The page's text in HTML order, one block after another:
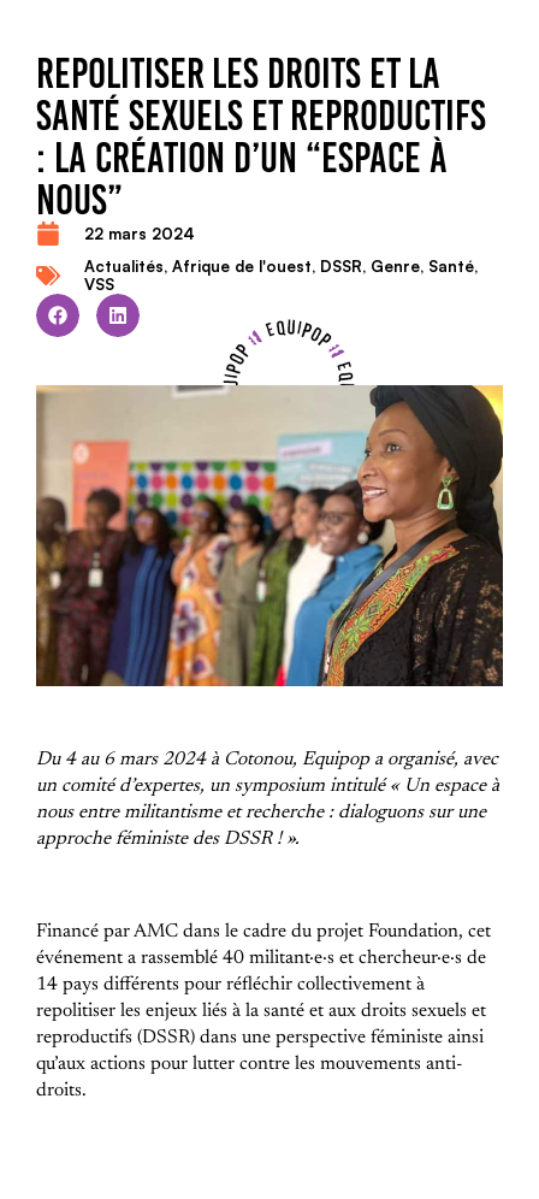
REPOLITISER LES DROITS ET LA
SANTÉ SEXUELS ET REPRODUCTIFS
: LA CRÉATION D’UN “ESPACE À
NOUS”
22 mars 2024
Actualités, Afrique de l'ouest, DSSR, Genre, Santé,
VSS
Du 4 au 6 mars 2024 à Cotonou, Equipop a organisé, avec
un comité d’expertes, un symposium intitulé « Un espace à
nous entre militantisme et recherche : dialoguons sur une
approche féministe des DSSR ! ».
Financé par AMC dans le cadre du projet Foundation, cet
événement a rassemblé 40 militant·e·s et chercheur·e·s de
14 pays différents pour réfléchir collectivement à
repolitiser les enjeux liés à la santé et aux droits sexuels et
reproductifs (DSSR) dans une perspective féministe ainsi
qu’aux actions pour lutter contre les mouvements anti-
droits.